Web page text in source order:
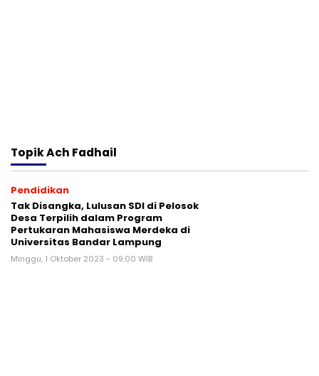
TopikAch Fadhail
Pendidikan
Tak Disangka, Lulusan SDI di Pelosok
Desa Terpilih dalam Program
Pertukaran Mahasiswa Merdeka di
Universitas Bandar Lampung
Minggu, 1 Oktober 2023 - 09:00 WIB